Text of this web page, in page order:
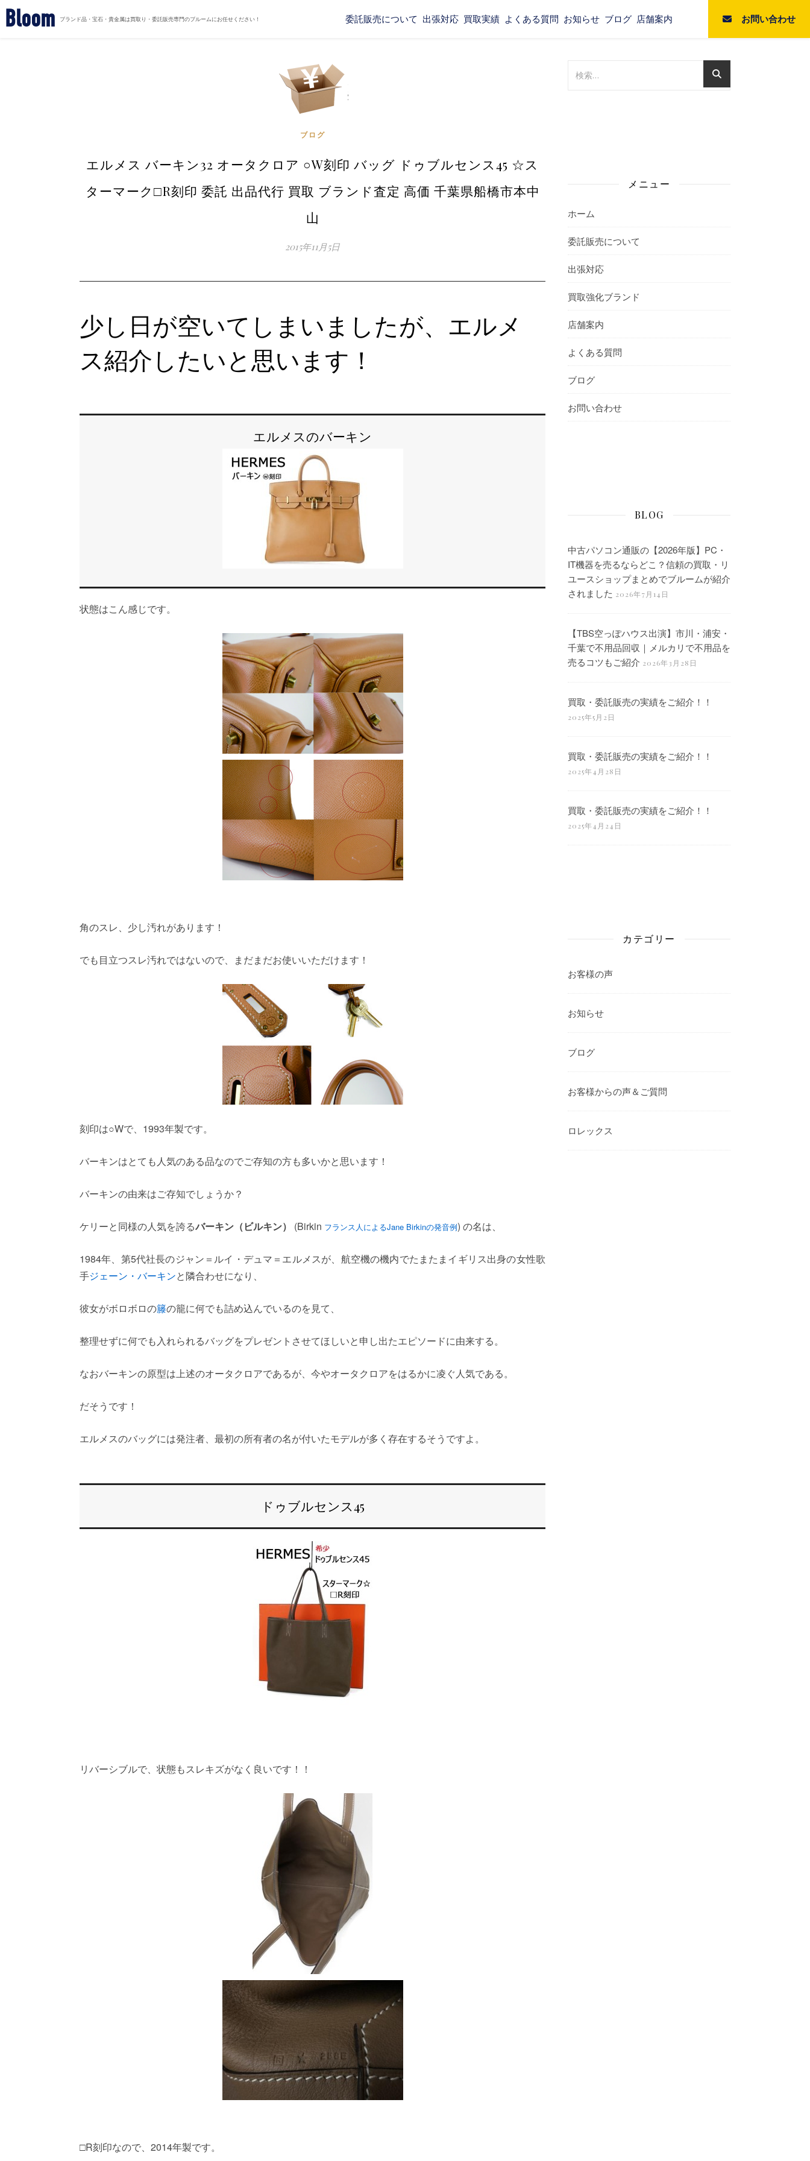
Bloom ブランド品・宝石・貴金属は買取り・委託販売専門のブルームにお任せください！ 委託販売について 出張対応 買取実績 よくある質問 お知らせ ブログ 店舗案内 お問い合わせ
ブログ
エルメス バーキン32 オータクロア ○W刻印 バッグ ドゥブルセンス45 ☆ス
ターマーク□R刻印 委託 出品代行 買取 ブランド査定 高価 千葉県船橋市本中
山
2015年11月5日
少し日が空いてしまいましたが、エルメ
ス紹介したいと思います！
エルメスのバーキン
状態はこん感じです。
角のスレ、少し汚れがあります！
でも目立つスレ汚れではないので、まだまだお使いいただけます！
刻印は○Wで、1993年製です。
バーキンはとても人気のある品なのでご存知の方も多いかと思います！
バーキンの由来はご存知でしょうか？
ケリーと同様の人気を誇るバーキン（ビルキン） (Birkin フランス人によるJane Birkinの発音例) の名は、
1984年、第5代社長のジャン＝ルイ・デュマ＝エルメスが、航空機の機内でたまたまイギリス出身の女性歌
手ジェーン・バーキンと隣合わせになり、
彼女がボロボロの籐の籠に何でも詰め込んでいるのを見て、
整理せずに何でも入れられるバッグをプレゼントさせてほしいと申し出たエピソードに由来する。
なおバーキンの原型は上述のオータクロアであるが、今やオータクロアをはるかに凌ぐ人気である。
だそうです！
エルメスのバッグには発注者、最初の所有者の名が付いたモデルが多く存在するそうですよ。
ドゥブルセンス45
リバーシブルで、状態もスレキズがなく良いです！！
□R刻印なので、2014年製です。
メニュー
ホーム
委託販売について
出張対応
買取強化ブランド
店舗案内
よくある質問
ブログ
お問い合わせ
BLOG
中古パソコン通販の【2026年版】PC・
IT機器を売るならどこ？信頼の買取・リ
ユースショップまとめでブルームが紹介
されました 2026年7月14日
【TBS空っぽハウス出演】市川・浦安・
千葉で不用品回収｜メルカリで不用品を
売るコツもご紹介 2026年3月28日
買取・委託販売の実績をご紹介！！
2025年5月2日
買取・委託販売の実績をご紹介！！
2025年4月28日
買取・委託販売の実績をご紹介！！
2025年4月24日
カテゴリー
お客様の声
お知らせ
ブログ
お客様からの声＆ご質問
ロレックス